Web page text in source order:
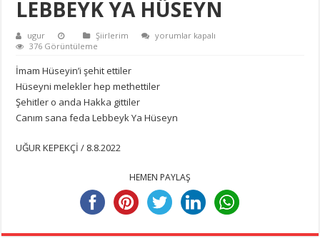
LEBBEYK YA HÜSEYN
ugur Şiirlerim
LEBBEYK
yorumlar kapalı
376 Görüntüleme
İmam Hüseyin’i şehit ettiler
Hüseyni melekler hep methettiler
Şehitler o anda Hakka gittiler
Canım sana feda Lebbeyk Ya Hüseyn
UĞUR KEPEKÇİ / 8.8.2022
HEMEN PAYLAŞ